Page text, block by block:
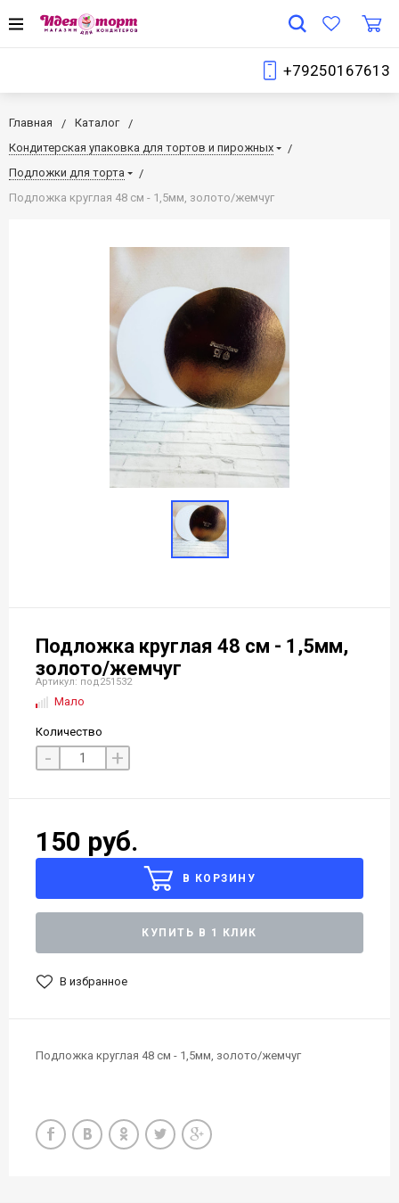
+79250167613
Главная
Каталог
Кондитерская упаковка для тортов и пирожных
Подложки для торта
Подложка круглая 48 см - 1,5мм, золото/жемчуг
Подложка круглая 48 см - 1,5мм,
золото/жемчуг
Артикул: под251532
Мало
Количество
- +
150 руб.
В КОРЗИНУ
КУПИТЬ В 1 КЛИК
В избранное
Подложка круглая 48 см - 1,5мм, золото/жемчуг